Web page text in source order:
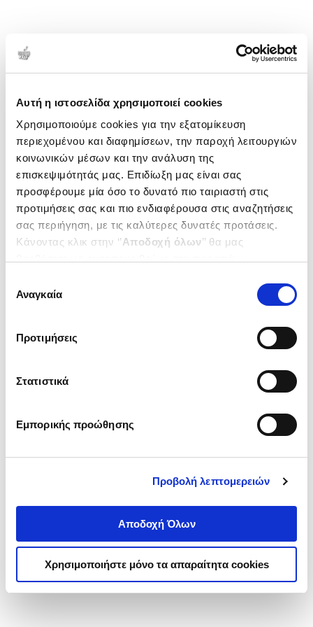
Αυτή η ιστοσελίδα χρησιμοποιεί cookies
Χρησιμοποιούμε cookies για την εξατομίκευση
περιεχομένου και διαφημίσεων, την παροχή λειτουργιών
κοινωνικών μέσων και την ανάλυση της
επισκεψιμότητάς μας. Επιδίωξη μας είναι σας
προσφέρουμε μία όσο το δυνατό πιο ταιριαστή στις
προτιμήσεις σας και πιο ενδιαφέρουσα στις αναζητήσεις
σας περιήγηση, με τις καλύτερες δυνατές προτάσεις.
Κάνοντας κλικ στην ‘’Αποδοχή όλων’’ θα μας
ενδιαφέρουν και να επιλέξετε από τα παρακάτω με την
΄΄και να ενημερωθείτε σχετικά με
συγκατάθεσης
Αναγκαία
Προτιμήσεις
Στατιστικά
Εμπορικής προώθησης
Προβολή λεπτομερειών
Αποδοχή Όλων
Χρησιμοποιήστε μόνο τα απαραίτητα cookies